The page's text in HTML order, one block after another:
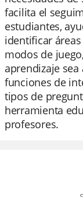
facilita el
estudiantes,
identificar
modos de
aprendizaje
funciones de
tipos de
herramienta
profesores.